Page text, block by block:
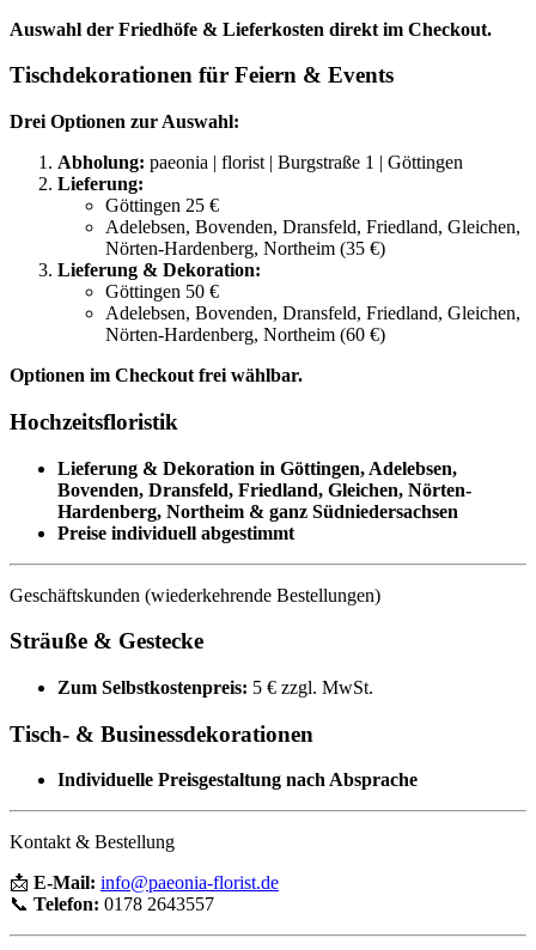
Auswahl der Friedhöfe & Lieferkosten direkt im Checkout.
Tischdekorationen für Feiern & Events
Drei Optionen zur Auswahl:
Abholung: paeonia | florist | Burgstraße 1 | Göttingen
Lieferung:
Göttingen 25 €
Adelebsen, Bovenden, Dransfeld, Friedland, Gleichen,
Nörten-Hardenberg, Northeim (35 €)
Lieferung & Dekoration:
Göttingen 50 €
Adelebsen, Bovenden, Dransfeld, Friedland, Gleichen,
Nörten-Hardenberg, Northeim (60 €)
Optionen im Checkout frei wählbar.
Hochzeitsfloristik
Lieferung & Dekoration in Göttingen, Adelebsen,
Bovenden, Dransfeld, Friedland, Gleichen, Nörten-
Hardenberg, Northeim & ganz Südniedersachsen
Preise individuell abgestimmt
Geschäftskunden (wiederkehrende Bestellungen)
Sträuße & Gestecke
Zum Selbstkostenpreis: 5 € zzgl. MwSt.
Tisch- & Businessdekorationen
Individuelle Preisgestaltung nach Absprache
Kontakt & Bestellung
📩 E-Mail: info@paeonia-florist.de
📞 Telefon: 0178 2643557